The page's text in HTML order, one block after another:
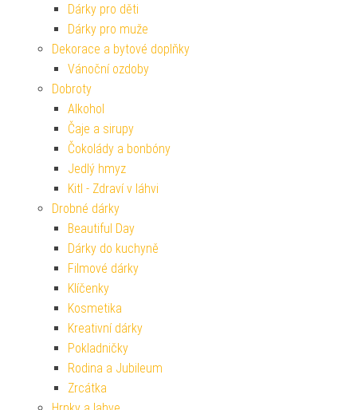
Dárky pro děti
Dárky pro muže
Dekorace a bytové doplňky
Vánoční ozdoby
Dobroty
Alkohol
Čaje a sirupy
Čokolády a bonbóny
Jedlý hmyz
Kitl - Zdraví v láhvi
Drobné dárky
Beautiful Day
Dárky do kuchyně
Filmové dárky
Klíčenky
Kosmetika
Kreativní dárky
Pokladničky
Rodina a Jubileum
Zrcátka